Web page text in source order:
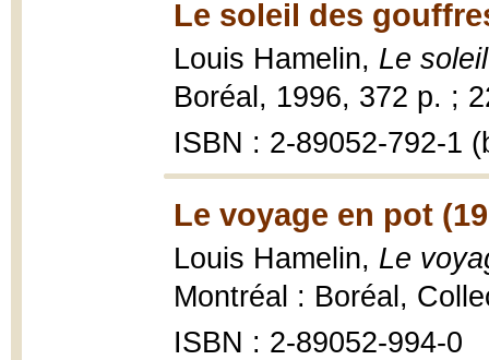
Le soleil des
Louis Hamelin, Le
Boréal, 1996, 372 p. ;
ISBN : 2-89052-792-1
Le voyage en pot
Louis Hamelin, Le
Montréal : Boréal,
ISBN : 2-89052-994-0